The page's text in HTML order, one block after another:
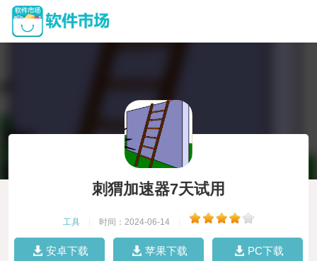
刺猬加速器7天试用
工具 时间：2024-06-14
安卓下载 苹果下载 PC下载